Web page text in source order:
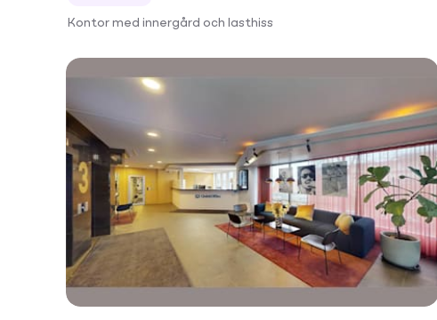
Kontor med innergård och lasthiss